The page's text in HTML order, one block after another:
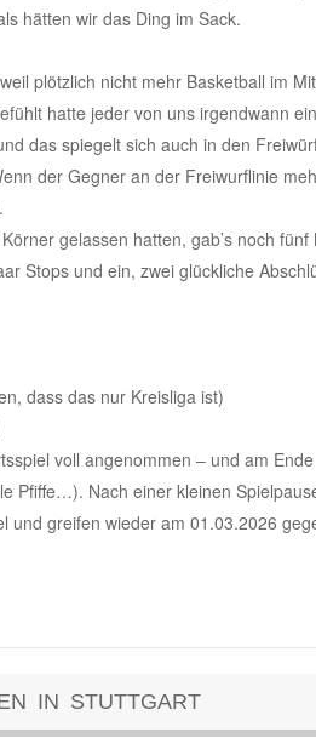
hätten wir das Ding im Sack.
plötzlich nicht mehr Basketball im
hatte jeder von uns irgendwann
das spiegelt sich auch in den
der Gegner an der Freiwurflinie
gelassen hatten, gab’s noch fünf
Stops und ein, zwei glückliche
dass das nur Kreisliga ist)
voll angenommen – und am Ende
Pfiffe…). Nach einer kleinen
und greifen wieder am 01.03.2026
IN STUTTGART